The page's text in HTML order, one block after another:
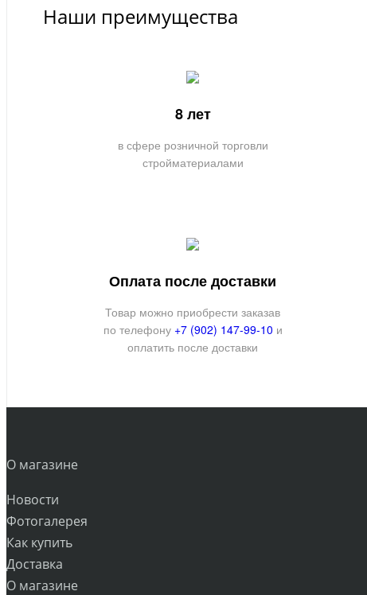
Наши преимущества
8 лет
в сфере розничной торговли
стройматериалами
Оплата после доставки
Товар можно приобрести заказав
по телефону +7 (902) 147-99-10 и
оплатить после доставки
О магазине
Новости
Фотогалерея
Как купить
Доставка
О магазине